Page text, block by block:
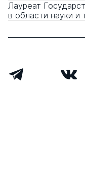
Лауреат
в области науки и